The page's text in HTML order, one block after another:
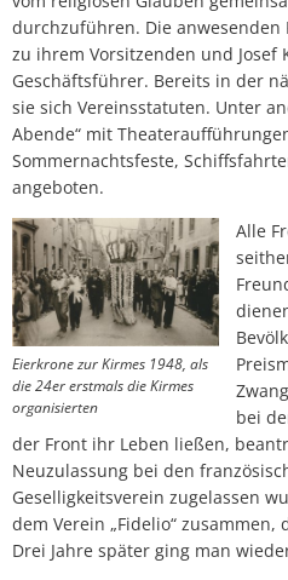
durchzuführen. Die anwesenden
zu ihrem Vorsitzenden und Josef
Geschäftsführer. Bereits in der
sie sich Vereinsstatuten. Unter
Abende“ mit
Sommernachtsfeste,
angeboten.
Eierkrone zur Kirmes 1948, als
die 24er erstmals die Kirmes
organisierten
Alle
bei
der Front ihr Leben ließen,
Neuzulassung bei den
Geselligkeitsverein zugelassen
dem Verein „Fidelio“ zusammen,
Drei Jahre später ging man